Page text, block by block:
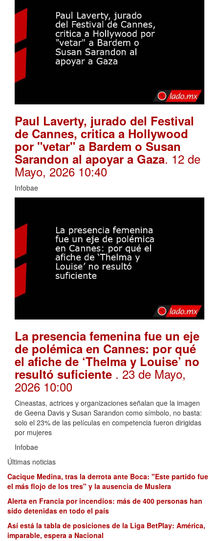
Paul Laverty, jurado del Festival
de Cannes, critica a Hollywood
por "vetar" a Bardem o Susan
Sarandon al apoyar a Gaza. 12 de
Mayo, 2026 10:40
Infobae
La presencia femenina fue un eje
de polémica en Cannes: por qué
el afiche de ‘Thelma y Louise’ no
resultó suficiente . 23 de Mayo,
2026 10:00
Cineastas, actrices y organizaciones señalan que la imagen
de Geena Davis y Susan Sarandon como símbolo, no basta:
solo el 23% de las películas en competencia fueron dirigidas
por mujeres
Infobae
Últimas noticias
Cacique Medina, tras la derrota ante Boca: "Este partido fue
el más flojo de los tres" y la ausencia de Muslera
Alerta en Francia por incendios: más de 400 personas han
sido detenidas en todo el país
Así está la tabla de posiciones de la Liga BetPlay: América,
imparable, espera a Nacional